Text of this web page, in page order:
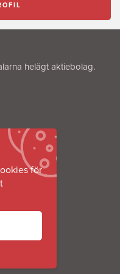
helägt aktiebolag.
i Dalarna
för